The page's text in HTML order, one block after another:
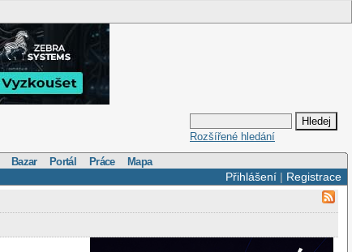
Rozšířené hledání
Bazar Portál Práce Mapa
Přihlášení| Registrace